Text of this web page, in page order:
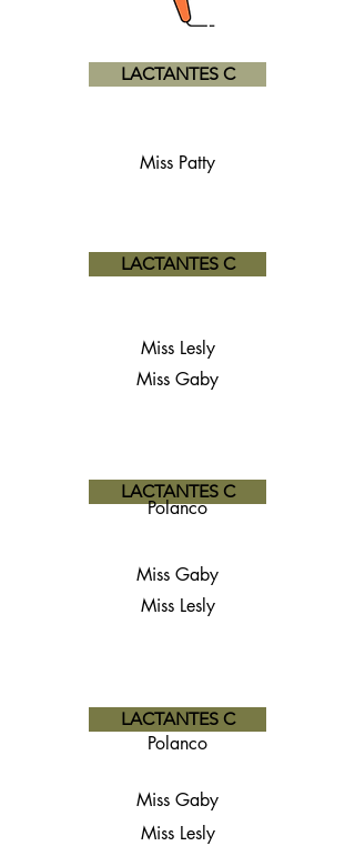
LACTANTES C
Miss Patty
LACTANTES C
Miss Gaby
Miss Lesly
LACTANTES C
Miss Gaby
Miss Lesly
Polanco
LACTANTES C
Miss Gaby
Miss Lesly
Polanco